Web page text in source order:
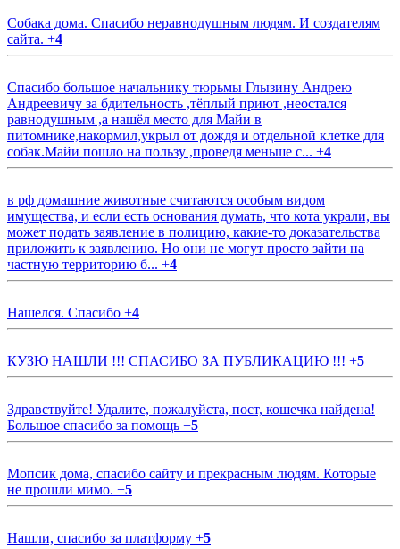
Собака дома. Спасибо неравнодушным людям. И создателям
сайта. +4
Спасибо большое начальнику тюрьмы Глызину Андрею
Андреевичу за бдительность ,тёплый приют ,неостался
равнодушным ,а нашёл место для Майи в
питомнике,накормил,укрыл от дождя и отдельной клетке для
собак.Майи пошло на пользу ,проведя меньше с... +4
в рф домашние животные считаются особым видом
имущества, и если есть основания думать, что кота украли, вы
может подать заявление в полицию, какие-то доказательства
приложить к заявлению. Но они не могут просто зайти на
частную территорию б... +4
Нашелся. Спасибо +4
КУЗЮ НАШЛИ !!! СПАСИБО ЗА ПУБЛИКАЦИЮ !!! +5
Здравствуйте! Удалите, пожалуйста, пост, кошечка найдена!
Большое спасибо за помощь +5
Мопсик дома, спасибо сайту и прекрасным людям. Которые
не прошли мимо. +5
Нашли, спасибо за платформу +5